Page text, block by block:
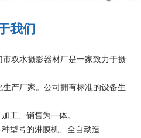
我们
双水摄影器材厂是一家致力于摄
生产厂家。公司拥有标准的设备生
工、销售为一体。
型号的淋膜机、全自动造